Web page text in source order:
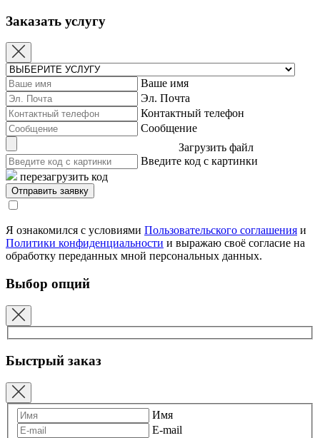
Заказать услугу
Ваше имя
Эл. Почта
Контактный телефон
Сообщение
Загрузить файл
Введите код с картинки
перезагрузить код
Я ознакомился с условиями Пользовательского соглашения и
Политики конфиденциальности и выражаю своё согласие на
обработку переданных мной персональных данных.
Выбор опций
Быстрый заказ
Имя
E-mail